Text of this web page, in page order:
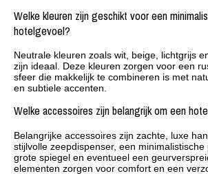
Welke kleuren zijn geschikt voor een
hotelgevoel?
Neutrale kleuren zoals wit, beige, lichtgrijs
zijn ideaal. Deze kleuren zorgen voor een
sfeer die makkelijk te combineren is met
en subtiele accenten.
Welke accessoires zijn belangrijk om een
Belangrijke accessoires zijn zachte, luxe
stijlvolle zeepdispenser, een
grote spiegel en eventueel een
elementen zorgen voor comfort en een